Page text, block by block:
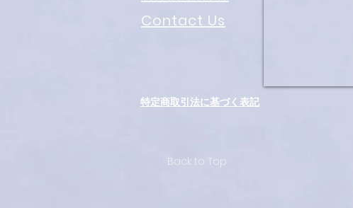
Contact Us
Back to Top
特定商取引法に基づく表記